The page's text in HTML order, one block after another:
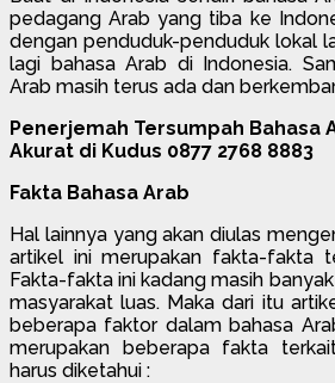
pedagang Arab yang tiba ke
dengan penduduk-penduduk lokal
lagi bahasa Arab di Indonesia.
Arab masih terus ada dan
Penerjemah Tersumpah Bahasa
Akurat di Kudus 0877 2768 8883
Fakta Bahasa Arab
Hal lainnya yang akan diulas
artikel ini merupakan fakta-fakta
Fakta-fakta ini kadang masih
masyarakat luas. Maka dari itu
beberapa faktor dalam bahasa
merupakan beberapa fakta
harus diketahui :